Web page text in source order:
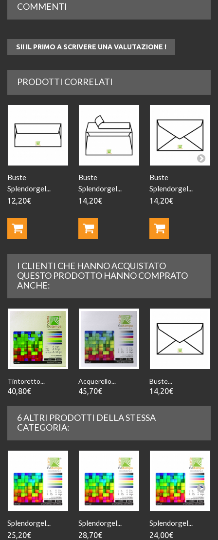
COMMENTI
SII IL PRIMO A SCRIVERE UNA VALUTAZIONE !
PRODOTTI CORRELATI
Buste
Splendorgel...
12,20€
Buste
Splendorgel...
14,20€
Buste
Splendorgel...
14,20€
I CLIENTI CHE HANNO ACQUISTATO
QUESTO PRODOTTO HANNO COMPRATO
ANCHE:
Tintoretto...
40,80€
Acquerello...
45,70€
Buste...
14,20€
6 ALTRI PRODOTTI DELLA STESSA
CATEGORIA:
Splendorgel...
25,20€
Splendorgel...
28,70€
Splendorgel...
24,00€